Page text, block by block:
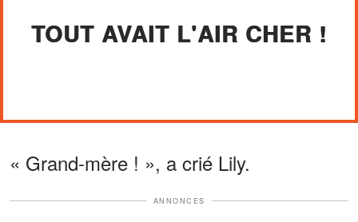
TOUT AVAIT L'AIR CHER !
« Grand-mère ! », a crié Lily.
ANNONCES